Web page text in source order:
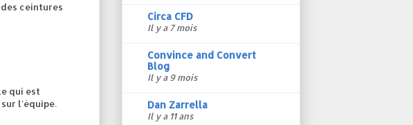
ceintures
qui est
l'équipe.
Circa CFD
Il y a 7 mois
Convince and Convert
Blog
Il y a 9 mois
Dan Zarrella
Il y a 11 ans